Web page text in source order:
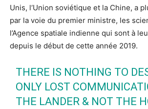
Unis, l‘Union soviétique et la Chine, a
par la voie du premier ministre, les
l’Agence spatiale indienne qui sont à
depuis le début de cette année 2019.
THERE IS NOTHING TO
ONLY LOST
THE LANDER & NOT THE